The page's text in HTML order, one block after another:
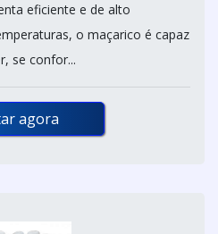
eficiente e de alto
o maçarico é capaz
se confor...
agora